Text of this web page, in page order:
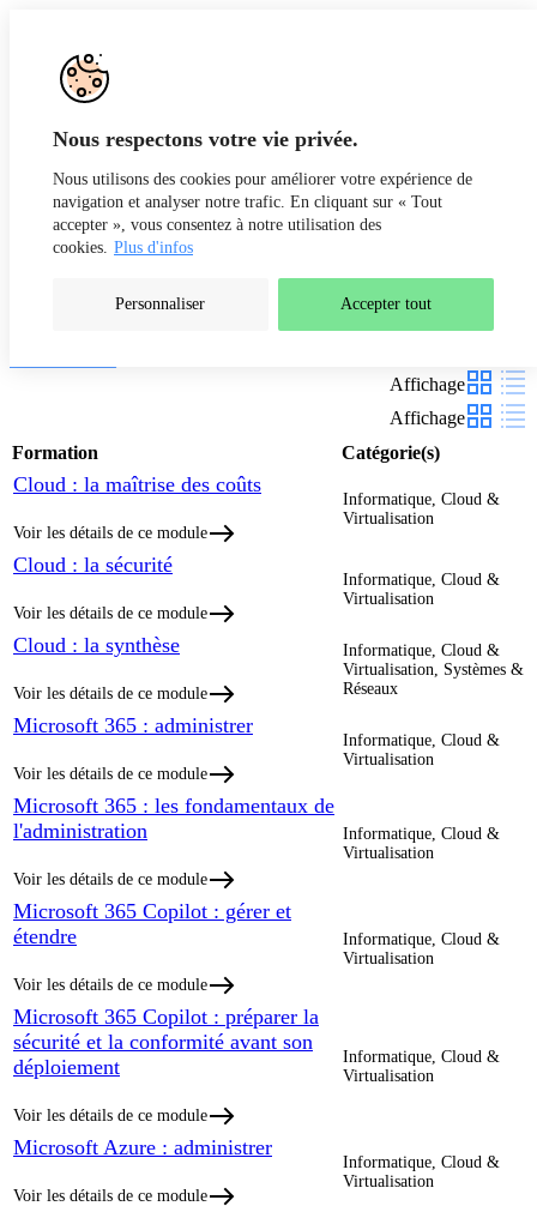
Nous respectons votre vie privée.
Nous utilisons des cookies pour améliorer votre expérience de
navigation et analyser notre trafic. En cliquant sur « Tout
accepter », vous consentez à notre utilisation des
cookies. Plus d'infos
Personnaliser Accepter tout
Affichage
Affichage
Formation
Catégorie(s)
Cloud : la maîtrise des coûts
Voir les détails de ce module
Informatique, Cloud &
Virtualisation
Cloud : la sécurité
Voir les détails de ce module
Informatique, Cloud &
Virtualisation
Cloud : la synthèse
Voir les détails de ce module
Informatique, Cloud &
Virtualisation, Systèmes &
Réseaux
Microsoft 365 : administrer
Voir les détails de ce module
Informatique, Cloud &
Virtualisation
Microsoft 365 : les fondamentaux de
l'administration
Voir les détails de ce module
Informatique, Cloud &
Virtualisation
Microsoft 365 Copilot : gérer et
étendre
Voir les détails de ce module
Informatique, Cloud &
Virtualisation
Microsoft 365 Copilot : préparer la
sécurité et la conformité avant son
déploiement
Voir les détails de ce module
Informatique, Cloud &
Virtualisation
Microsoft Azure : administrer
Voir les détails de ce module
Informatique, Cloud &
Virtualisation